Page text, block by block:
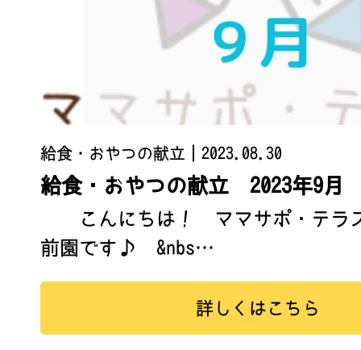
給食・おやつの献立 ｜2023.08.30
給食・おやつの献立 2023年9月
こんにちは！ ママサポ・テラ
前園です♪ &nbs…
詳しくはこちら